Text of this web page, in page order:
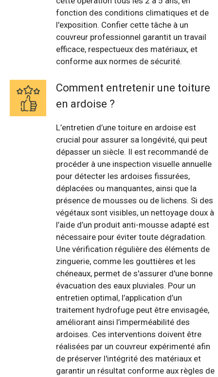
fonction des conditions climatiques et de
l'exposition. Confier cette tâche à un
couvreur professionnel garantit un travail
efficace, respectueux des matériaux, et
conforme aux normes de sécurité.
Comment entretenir une toiture
en ardoise ?
L’entretien d’une toiture en ardoise est
crucial pour assurer sa longévité, qui peut
dépasser un siècle. Il est recommandé de
procéder à une inspection visuelle annuelle
pour détecter les ardoises fissurées,
déplacées ou manquantes, ainsi que la
présence de mousses ou de lichens. Si des
végétaux sont visibles, un nettoyage doux à
l’aide d’un produit anti-mousse adapté est
nécessaire pour éviter toute dégradation.
Une vérification régulière des éléments de
zinguerie, comme les gouttières et les
chéneaux, permet de s'assurer d'une bonne
évacuation des eaux pluviales. Pour un
entretien optimal, l’application d’un
traitement hydrofuge peut être envisagée,
améliorant ainsi l’imperméabilité des
ardoises. Ces interventions doivent être
réalisées par un couvreur expérimenté afin
de préserver l'intégrité des matériaux et
garantir un résultat conforme aux règles de